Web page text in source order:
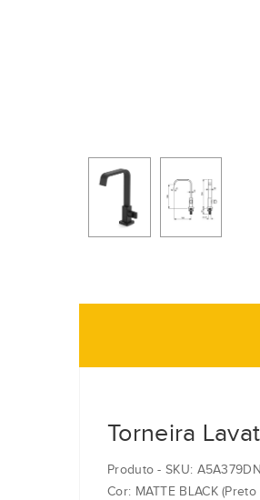
Torneira
Produto - SKU:
Cor: MATTE BLACK